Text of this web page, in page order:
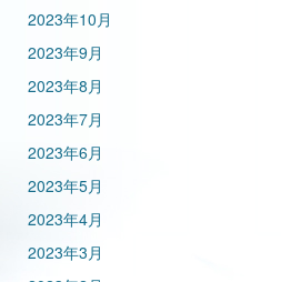
2023年10月
2023年9月
2023年8月
2023年7月
2023年6月
2023年5月
2023年4月
2023年3月